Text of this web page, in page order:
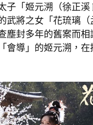
子「姬元溯（徐正溪
武將之女「花琉璃（
塵封多年的舊案而
會導」的姬元溯，在